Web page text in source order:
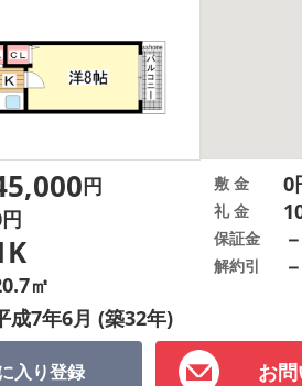
入り登録 お
円
㎡
成7年6月 (築32年)
敷 金 0
礼 金
保証金 －
解約引 －